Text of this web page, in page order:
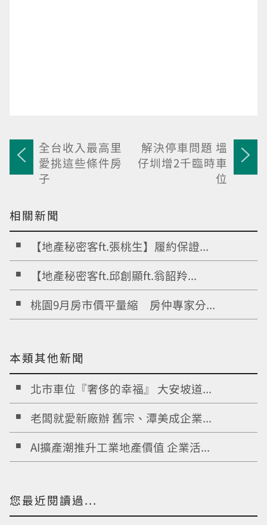
全台收入最高里
愛挑這些條件房
子
解決停車問題 塭
仔圳增2千臨時車
位
相關新聞
【地產秘密客ft.張桃生】履約保證...
【地產秘密客ft.邱創顯ft.翁韶羚...
桃園9月房市價平量縮 房仲專家分...
本類其他新聞
北市車位『奢侈的幸福』 大安坡道...
老闆就愛新廠辦 舊宗、潭美成企業...
AI擴產潮推升工業地產價值 企業活...
您最近閱讀過...